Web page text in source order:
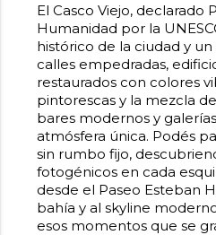
El Casco Viejo, declarado
Humanidad por la
histórico de la ciudad y
calles empedradas,
restaurados con colores
pintorescas y la mezcla
bares modernos y
atmósfera única. Podés
sin rumbo fijo,
fotogénicos en cada
desde el Paseo Esteban
bahía y al skyline
esos momentos que se